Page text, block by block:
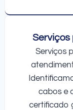
Serviços
Serviços
cabos e
certificado